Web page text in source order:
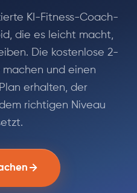
KI-Fitness-Coach-
die es leicht macht,
Die kostenlose 2-
und einen
erhalten, der
richtigen Niveau